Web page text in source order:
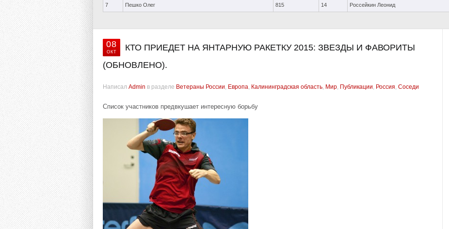
7 Пешко Олег 815 14 Россейкин Леонид
08
ОКТ
КТО ПРИЕДЕТ НА ЯНТАРНУЮ РАКЕТКУ 2015: ЗВЕЗДЫ И ФАВОРИТЫ
(ОБНОВЛЕНО).
Написал Admin в разделе Ветераны России, Европа, Калининградская область, Мир, Публикации, Россия, Соседи
Список участников предвкушает интересную борьбу